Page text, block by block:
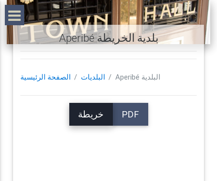
Aperibé بلدية الخريطة
الصفحة الرئيسية البلديات Aperibé البلدية
خريطة PDF